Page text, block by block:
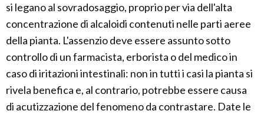
si legano al sovradosaggio, proprio per via dell'alta
concentrazione di alcaloidi contenuti nelle parti aeree
della pianta. L'assenzio deve essere assunto sotto
controllo di un farmacista, erborista o del medico in
caso di iritazioni intestinali: non in tutti i casi la pianta si
rivela benefica e, al contrario, potrebbe essere causa
di acutizzazione del fenomeno da contrastare. Date le